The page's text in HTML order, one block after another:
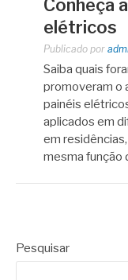
Conheça
elétricos
Publicado por
Saiba quais
promoveram o
painéis
aplicados em
em
mesma função
Pesquisar